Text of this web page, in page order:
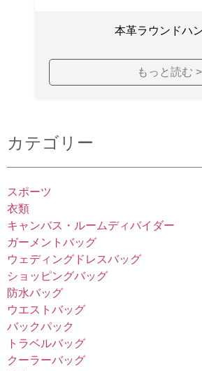
カテゴリー
スポーツ
衣類
キャンバス・ルームディバイダー
ガーメントバッグ
ウェディングドレスバッグ
ショッピングバッグ
防水バッグ
ウエストバッグ
バックパック
トラベルバッグ
クーラーバッグ
本革ラウンドハ
もっと読む